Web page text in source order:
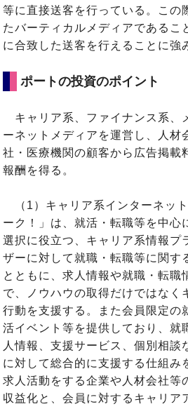
等に直接送客を行っている。この
たバーティカルメディアであるこ
に合致した送客を行えることに強
ポートの投資のポイント
キャリア系、ファイナンス系、
ーネットメディアを運営し、人材
社・医療機関の顧客から広告掲載
報酬を得る。
（1）キャリア系インターネッ
ーク！」は、就活・転職等を中心
選択に役立つ、キャリア系情報プ
ザーに対して就職・転職等に関す
とともに、求人情報や就職・転職
で、ノウハウの取得だけではなく
行動を支援する。また会員限定の
活イベント等を提供しており、就
人情報、支援サービス、個別相談
に対して総合的に支援する仕組み
求人活動をする企業や人材会社等
収益化と、会員に対するキャリア